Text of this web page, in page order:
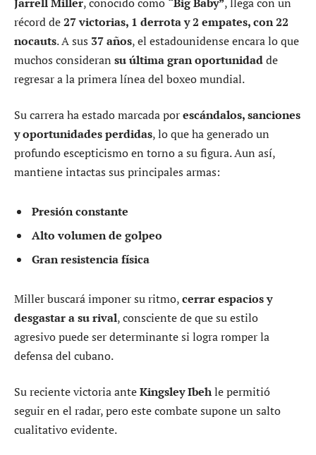
récord de27 victorias, 1 derrota y 2 empates, con 22
nocauts. A sus 37 años, el estadounidense encara lo que
muchos consideran su última gran oportunidadde
regresar a la primera línea del boxeo mundial.
Su carrera ha estado marcada porescándalos, sanciones
y oportunidades perdidas, lo que ha generado un
profundo escepticismo en torno a su figura. Aun así,
mantiene intactas sus principales armas:
Presión constante
Alto volumen de golpeo
Gran resistencia física
Miller buscará imponer su ritmo,cerrar espacios y
desgastar a su rival, consciente de que su estilo
agresivo puede ser determinante si logra romper la
defensa del cubano.
Su reciente victoria anteKingsley Ibehle permitió
seguir en el radar, pero este combate supone un salto
cualitativo evidente.